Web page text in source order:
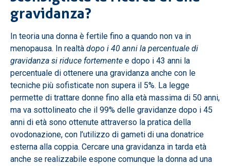
gravidanza?
In teoria una donna è fertile fino a quando non va in
menopausa. In realtà dopo i 40 anni la percentuale di
gravidanza si riduce fortemente e dopo i 43 anni la
percentuale di ottenere una gravidanza anche con le
tecniche più sofisticate non supera il 5%. La legge
permette di trattare donne fino alla età massima di 50 anni,
ma va sottolineato che il 99% delle gravidanze dopo i 45
anni di età sono ottenute attraverso la pratica della
ovodonazione, con l’utilizzo di gameti di una donatrice
esterna alla coppia. Cercare una gravidanza in tarda età
anche se realizzabile espone comunque la donna ad una